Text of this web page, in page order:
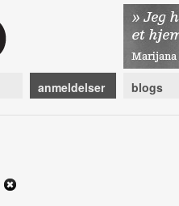
anmeldelser blogs